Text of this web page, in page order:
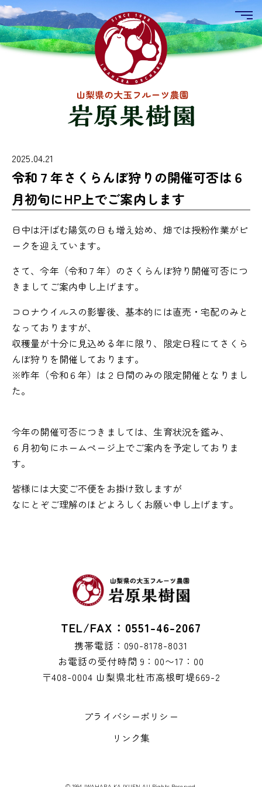
2025.04.21
令和７年さくらんぼ狩りの開催可否は６
月初旬にHP上でご案内します
日中は汗ばむ陽気の日も増え始め、畑では授粉作業がピ
ークを迎えています。
さて、今年（令和７年）のさくらんぼ狩り開催可否につ
きましてご案内申し上げます。
コロナウイルスの影響後、基本的には直売・宅配のみと
なっておりますが、
収穫量が十分に見込める年に限り、限定日程にてさくら
んぼ狩りを開催しております。
※昨年（令和６年）は２日間のみの限定開催となりまし
た。
今年の開催可否につきましては、生育状況を鑑み、
６月初旬にホームページ上でご案内を予定しておりま
す。
皆様には大変ご不便をお掛け致しますが
なにとぞご理解のほどよろしくお願い申し上げます。
TEL/FAX：0551-46-2067
携帯電話：090-8178-8031
お電話の受付時間 9：00〜17：00
〒408-0004 山梨県北杜市高根町堤669-2
プライバシーポリシー
リンク集